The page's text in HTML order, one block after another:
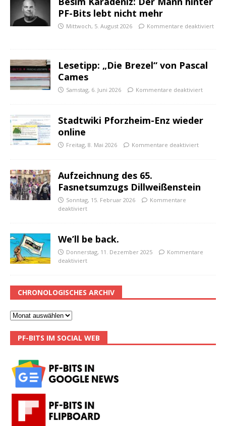
PF-Bits lebt nicht mehr
Mittwoch, 5. August 2026 Kommentare deaktiviert
Lesetipp: „Die Brezel“ von Pascal
Cames
Samstag, 6. Juni 2026 Kommentare deaktiviert
Stadtwiki Pforzheim-Enz wieder
online
Freitag, 8. Mai 2026 Kommentare deaktiviert
Aufzeichnung des 65.
Fasnetsumzugs Dillweißenstein
Sonntag, 15. Februar 2026
Kommentare
deaktiviert
We’ll be back.
Donnerstag, 11. Dezember 2025
Kommentare
deaktiviert
CHRONOLOGISCHES ARCHIV
PF-BITS IM SOCIAL WEB